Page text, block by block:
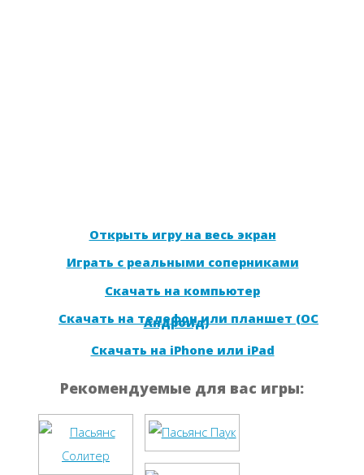
Открыть игру на весь экран
Играть с реальными соперниками
Скачать на компьютер
Скачать на телефон или планшет (ОС
Андроид)
Скачать на iPhone или iPad
Рекомендуемые для вас игры: